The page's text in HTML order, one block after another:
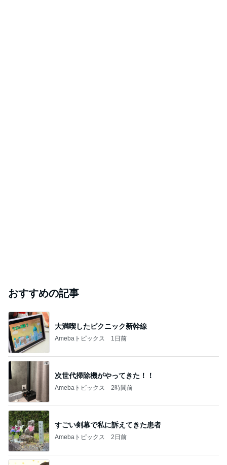
おすすめの記事
大満喫したピクニック新幹線
Amebaトピックス 1日前
次世代掃除機がやってきた！！
Amebaトピックス 2時間前
すごい剣幕で私に訴えてきた患者
Amebaトピックス 2日前